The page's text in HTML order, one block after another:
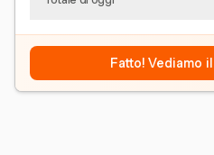
Fatto! Vediamo